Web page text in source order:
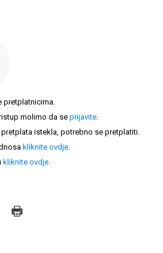
pretplatnicima.
molimo da seprijavite.
istekla, potrebno se pretplatiti.
kliknite ovdje.
kliknite ovdje.